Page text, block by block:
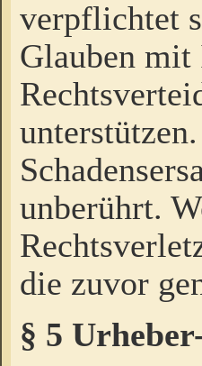
verpflichtet
Glauben
unberührt.
die zuvor
§ 5